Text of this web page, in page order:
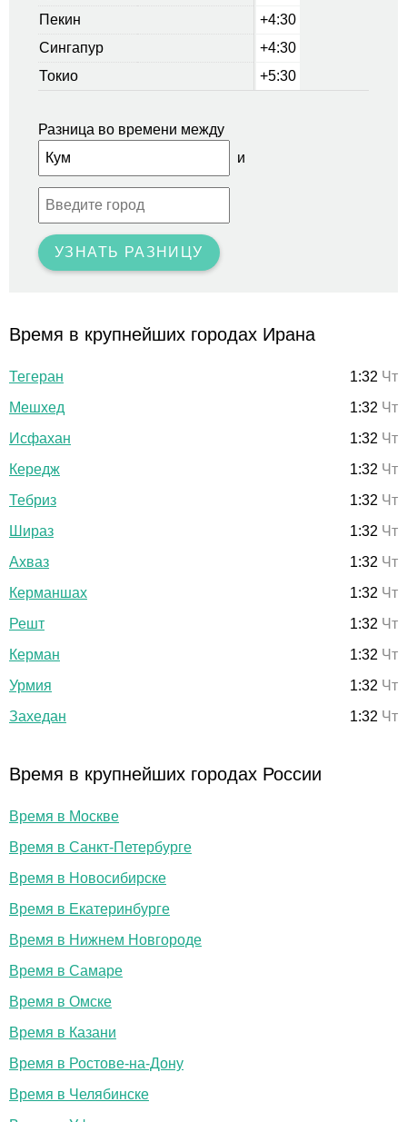
Пекин
+4:30
Сингапур
+4:30
Токио
+5:30
Разница во времени между
и
УЗНАТЬ РАЗНИЦУ
Время в крупнейших городах Ирана
Тегеран 1:32 Чт
Мешхед
1:32 Чт
Исфахан
1:32 Чт
Кередж
1:32 Чт
Тебриз
1:32 Чт
Шираз
1:32 Чт
Ахваз
1:32 Чт
Керманшах
1:32 Чт
Решт
1:32 Чт
Керман
1:32 Чт
Урмия
1:32 Чт
Захедан
1:32 Чт
Время в крупнейших городах России
Время в Москве
Время в Санкт-Петербурге
Время в Новосибирске
Время в Екатеринбурге
Время в Нижнем Новгороде
Время в Самаре
Время в Омске
Время в Казани
Время в Ростове-на-Дону
Время в Челябинске